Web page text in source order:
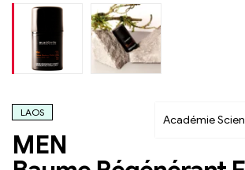
Académie
LAOS
MEN